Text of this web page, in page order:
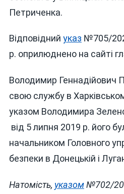
Петриченка.
Відповідний указ №705/
р. оприлюднено на сайті
Володимир Геннадійович
свою службу в
указом Володимира
від 5 липня 2019 р. його
начальником Головного
безпеки в Донецькій і
Натомість, указом№702/